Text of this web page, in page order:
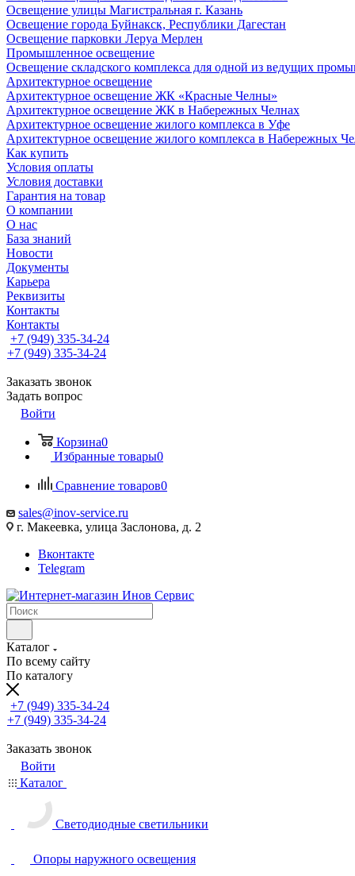
Освещение улицы Магистральная г. Казань
Освещение города Буйнакск, Республики Дагестан
Освещение парковки Леруа Мерлен
Промышленное освещение
Освещение складского комплекса для одной из ведущих
Архитектурное освещение
Архитектурное освещение ЖК «Красные Челны»
Архитектурное освещение ЖК в Набережных Челнах
Архитектурное освещение жилого комплекса в Уфе
Архитектурное освещение жилого комплекса в Набережных
Как купить
Условия оплаты
Условия доставки
Гарантия на товар
О компании
О нас
База знаний
Новости
Документы
Карьера
Реквизиты
Контакты
Контакты
+7 (949) 335-34-24
+7 (949) 335-34-24
Заказать звонок
Задать вопрос
Войти
Корзина0
Избранные товары0
Сравнение товаров0
sales@inov-service.ru
г. Макеевка, улица Заслонова, д. 2
Вконтакте
Telegram
Каталог
По всему сайту
По каталогу
+7 (949) 335-34-24
+7 (949) 335-34-24
Заказать звонок
Войти
Каталог
Светодиодные светильники
Опоры наружного освещения